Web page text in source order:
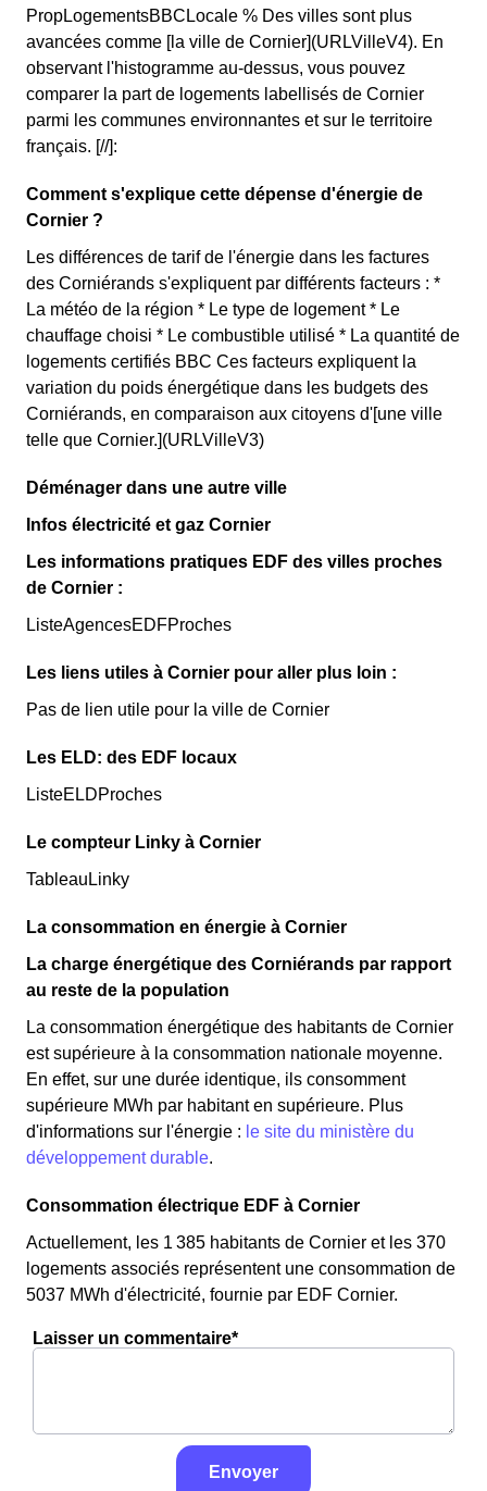
PropLogementsBBCLocale % Des villes sont plus
avancées comme [la ville de Cornier](URLVilleV4). En
observant l'histogramme au-dessus, vous pouvez
comparer la part de logements labellisés de Cornier
parmi les communes environnantes et sur le territoire
français. [//]:
Comment s'explique cette dépense d'énergie de
Cornier ?
Les différences de tarif de l'énergie dans les factures
des Corniérands s'expliquent par différents facteurs : *
La météo de la région * Le type de logement * Le
chauffage choisi * Le combustible utilisé * La quantité de
logements certifiés BBC Ces facteurs expliquent la
variation du poids énergétique dans les budgets des
Corniérands, en comparaison aux citoyens d'[une ville
telle que Cornier.](URLVilleV3)
Déménager dans une autre ville
Infos électricité et gaz Cornier
Les informations pratiques EDF des villes proches
de Cornier :
ListeAgencesEDFProches
Les liens utiles à Cornier pour aller plus loin :
Pas de lien utile pour la ville de Cornier
Les ELD: des EDF locaux
ListeELDProches
Le compteur Linky à Cornier
TableauLinky
La consommation en énergie à Cornier
La charge énergétique des Corniérands par rapport
au reste de la population
La consommation énergétique des habitants de Cornier
est supérieure à la consommation nationale moyenne.
En effet, sur une durée identique, ils consomment
supérieure MWh par habitant en supérieure. Plus
d'informations sur l'énergie : le site du ministère du
développement durable.
Consommation électrique EDF à Cornier
Actuellement, les 1 385 habitants de Cornier et les 370
logements associés représentent une consommation de
5037 MWh d'électricité, fournie par EDF Cornier.
Laisser un commentaire*
Envoyer